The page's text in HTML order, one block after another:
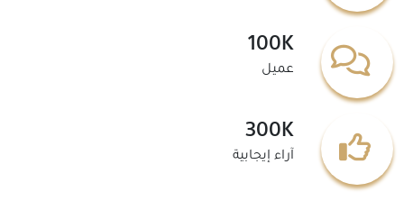
100K
عميل
300K
آراء إيجابية